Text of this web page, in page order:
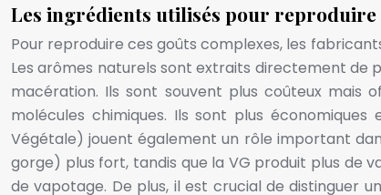
Les ingrédients utilisés pour reproduire
Pour reproduire ces goûts complexes, les
Les arômes naturels sont extraits directement de
macération. Ils sont souvent plus coûteux mais
molécules chimiques. Ils sont plus
Végétale) jouent également un rôle important
gorge) plus fort, tandis que la VG produit plus de
de vapotage. De plus, il est crucial de distinguer